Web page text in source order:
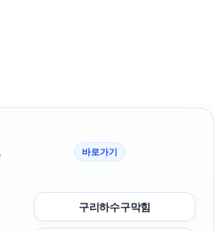
바로가기
구리하수구막힘